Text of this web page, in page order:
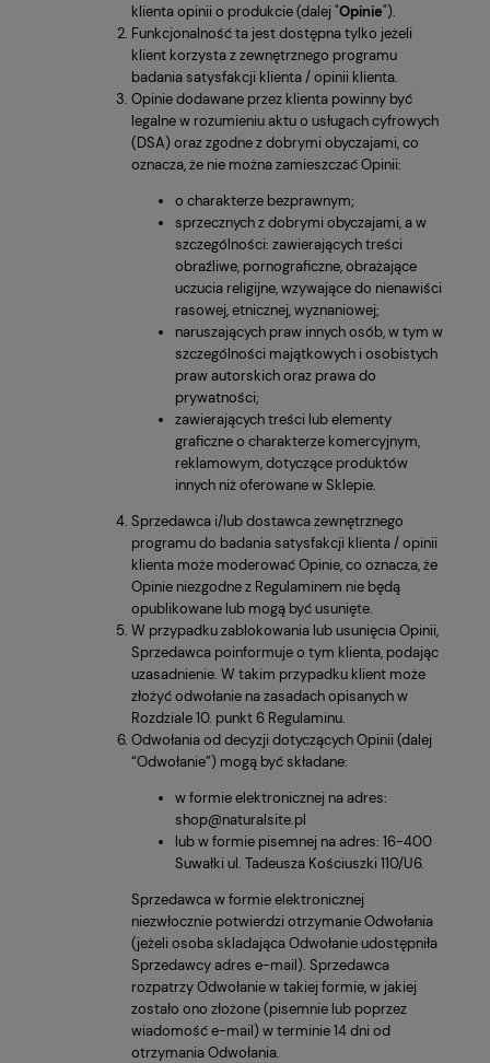
klienta opinii o produkcie (dalej "Opinie").
Funkcjonalność ta jest dostępna tylko jeżeli
klient korzysta z zewnętrznego programu
badania satysfakcji klienta / opinii klienta.
Opinie dodawane przez klienta powinny być
legalne w rozumieniu aktu o usługach cyfrowych
(DSA) oraz zgodne z dobrymi obyczajami, co
oznacza, że nie można zamieszczać Opinii:
o charakterze bezprawnym;
sprzecznych z dobrymi obyczajami, a w
szczególności: zawierających treści
obraźliwe, pornograficzne, obrażające
uczucia religijne, wzywające do nienawiści
rasowej, etnicznej, wyznaniowej;
naruszających praw innych osób, w tym w
szczególności majątkowych i osobistych
praw autorskich oraz prawa do
prywatności;
zawierających treści lub elementy
graficzne o charakterze komercyjnym,
reklamowym, dotyczące produktów
innych niż oferowane w Sklepie.
Sprzedawca i/lub dostawca zewnętrznego
programu do badania satysfakcji klienta / opinii
klienta może moderować Opinie, co oznacza, że
Opinie niezgodne z Regulaminem nie będą
opublikowane lub mogą być usunięte.
W przypadku zablokowania lub usunięcia Opinii,
Sprzedawca poinformuje o tym klienta, podając
uzasadnienie. W takim przypadku klient może
złożyć odwołanie na zasadach opisanych w
Rozdziale 10. punkt 6 Regulaminu.
Odwołania od decyzji dotyczących Opinii (dalej
“Odwołanie”) mogą być składane:
w formie elektronicznej na adres:
shop@naturalsite.pl
lub w formie pisemnej na adres: 16-400
Suwałki ul. Tadeusza Kościuszki 110/U6.
Sprzedawca w formie elektronicznej
niezwłocznie potwierdzi otrzymanie Odwołania
(jeżeli osoba skladająca Odwołanie udostępniła
Sprzedawcy adres e-mail). Sprzedawca
rozpatrzy Odwołanie w takiej formie, w jakiej
zostało ono złożone (pisemnie lub poprzez
wiadomość e-mail) w terminie 14 dni od
otrzymania Odwołania.